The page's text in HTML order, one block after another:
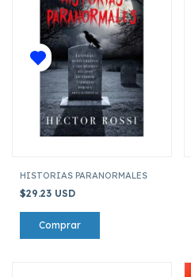
HISTORIAS PARANORMALES
$29.23 USD